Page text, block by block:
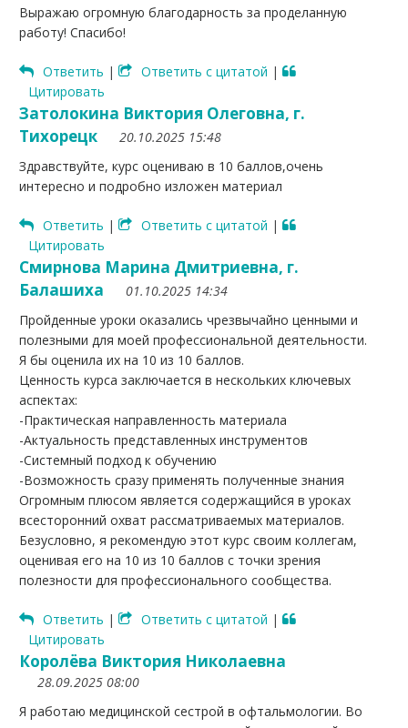
Выражаю огромную благодарность за проделанную
работу! Спасибо!
Ответить | Ответить с цитатой |
Цитировать
Затолокина Виктория Олеговна, г.
Тихорецк
20.10.2025 15:48
Здравствуйте, курс оцениваю в 10 баллов,очень
интересно и подробно изложен материал
Ответить | Ответить с цитатой |
Цитировать
Смирнова Марина Дмитриевна, г.
Балашиха
01.10.2025 14:34
Пройденные уроки оказались чрезвычайно ценными и
полезными для моей профессиональной деятельности.
Я бы оценила их на 10 из 10 баллов.
Ценность курса заключается в нескольких ключевых
аспектах:
-Практическая направленность материала
-Актуальность представленных инструментов
-Системный подход к обучению
-Возможность сразу применять полученные знания
Огромным плюсом является содержащийся в уроках
всесторонний охват рассматриваемых материалов.
Безусловно, я рекомендую этот курс своим коллегам,
оценивая его на 10 из 10 баллов с точки зрения
полезности для профессионального сообщества.
Ответить | Ответить с цитатой |
Цитировать
Королёва Виктория Николаевна
28.09.2025 08:00
Я работаю медицинской сестрой в офтальмологии. Во